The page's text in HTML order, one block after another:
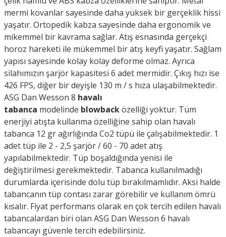
mermi kovanlar sayesinde daha yüksek bir gerçeklik hissi
yaşatır. Ortopedik kabza sayesinde daha ergonomik ve
mikemmel bir kavrama sağlar. Atış esnasında gerçekçi
horoz hareketi ile mükemmel bir atış keyfi yaşatır. Sağlam
yapısı sayesinde kolay kolay deforme olmaz. Ayrıca
silahımızın şarjör kapasitesi 6 adet mermidir. Çıkış hızı ise
426 FPS, diğer bir deyişle 130 m / s hıza ulaşabilmektedir.
ASG Dan Wesson 8 havalı
tabanca modelinde blowbacközelliği yoktur. Tüm
enerjiyi atışta kullanma özelliğine sahip olan havalı
tabanca 12 gr ağırlığında Co2 tüpü ile çalışabilmektedir. 1
adet tüp ile 2 - 2,5 şarjör / 60 - 70 adet atış
yapılabilmektedir. Tüp boşaldığında yenisi ile
değiştirilmesi gerekmektedir. Tabanca kullanılmadığı
durumlarda içerisinde dolu tüp bırakılmamlıdır. Aksi halde
tabancanın tüp contası zarar görebilir ve kullanım ömrü
kısalır. Fiyat performans olarak en çok tercih edilen havalı
tabancalardan biri olan ASG Dan Wesson 6 havalı
tabancayı güvenle tercih edebilirsiniz.